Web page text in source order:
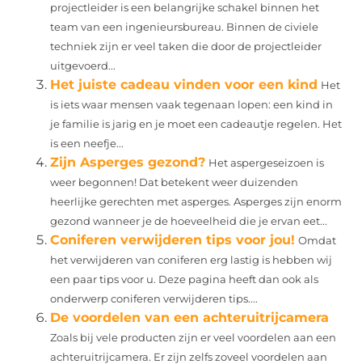
projectleider is een belangrijke schakel binnen het
team van een ingenieursbureau. Binnen de civiele
techniek zijn er veel taken die door de projectleider
uitgevoerd...
Het juiste cadeau vinden voor een kind Het
is iets waar mensen vaak tegenaan lopen: een kind in
je familie is jarig en je moet een cadeautje regelen. Het
is een neefje...
Zijn Asperges gezond? Het aspergeseizoen is
weer begonnen! Dat betekent weer duizenden
heerlijke gerechten met asperges. Asperges zijn enorm
gezond wanneer je de hoeveelheid die je ervan eet...
Coniferen verwijderen tips voor jou! Omdat
het verwijderen van coniferen erg lastig is hebben wij
een paar tips voor u. Deze pagina heeft dan ook als
onderwerp coniferen verwijderen tips....
De voordelen van een achteruitrijcamera
Zoals bij vele producten zijn er veel voordelen aan een
achteruitrijcamera. Er zijn zelfs zoveel voordelen aan